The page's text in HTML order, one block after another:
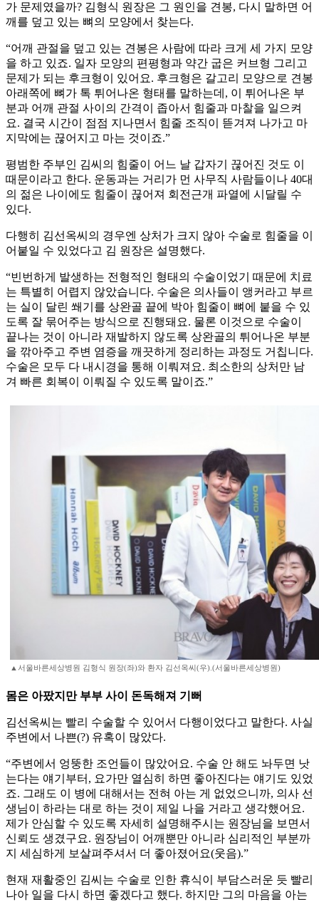
가 문제였을까? 김형식 원장은 그 원인을 견봉, 다시 말하면 어
깨를 덮고 있는 뼈의 모양에서 찾는다.
“어깨 관절을 덮고 있는 견봉은 사람에 따라 크게 세 가지 모양
을 하고 있죠. 일자 모양의 편평형과 약간 굽은 커브형 그리고
문제가 되는 후크형이 있어요. 후크형은 갈고리 모양으로 견봉
아래쪽에 뼈가 톡 튀어나온 형태를 말하는데, 이 튀어나온 부
분과 어깨 관절 사이의 간격이 좁아서 힘줄과 마찰을 일으켜
요. 결국 시간이 점점 지나면서 힘줄 조직이 뜯겨져 나가고 마
지막에는 끊어지고 마는 것이죠.”
평범한 주부인 김씨의 힘줄이 어느 날 갑자기 끊어진 것도 이
때문이라고 한다. 운동과는 거리가 먼 사무직 사람들이나 40대
의 젊은 나이에도 힘줄이 끊어져 회전근개 파열에 시달릴 수
있다.
다행히 김선옥씨의 경우엔 상처가 크지 않아 수술로 힘줄을 이
어붙일 수 있었다고 김 원장은 설명했다.
“빈번하게 발생하는 전형적인 형태의 수술이었기 때문에 치료
는 특별히 어렵지 않았습니다. 수술은 의사들이 앵커라고 부르
는 실이 달린 쐐기를 상완골 끝에 박아 힘줄이 뼈에 붙을 수 있
도록 잘 묶어주는 방식으로 진행돼요. 물론 이것으로 수술이
끝나는 것이 아니라 재발하지 않도록 상완골의 튀어나온 부분
을 깎아주고 주변 염증을 깨끗하게 정리하는 과정도 거칩니다.
수술은 모두 다 내시경을 통해 이뤄져요. 최소한의 상처만 남
겨 빠른 회복이 이뤄질 수 있도록 말이죠.”
▲서울바른세상병원 김형식 원장(좌)와 환자 김선옥씨(우).(서울바른세상병원)
몸은 아팠지만 부부 사이 돈독해져 기뻐
김선옥씨는 빨리 수술할 수 있어서 다행이었다고 말한다. 사실
주변에서 나쁜(?) 유혹이 많았다.
“주변에서 엉뚱한 조언들이 많았어요. 수술 안 해도 놔두면 낫
는다는 얘기부터, 요가만 열심히 하면 좋아진다는 얘기도 있었
죠. 그래도 이 병에 대해서는 전혀 아는 게 없었으니까, 의사 선
생님이 하라는 대로 하는 것이 제일 나을 거라고 생각했어요.
제가 안심할 수 있도록 자세히 설명해주시는 원장님을 보면서
신뢰도 생겼구요. 원장님이 어깨뿐만 아니라 심리적인 부분까
지 세심하게 보살펴주셔서 더 좋아졌어요(웃음).”
현재 재활중인 김씨는 수술로 인한 휴식이 부담스러운 듯 빨리
나아 일을 다시 하면 좋겠다고 했다. 하지만 그의 마음을 아는